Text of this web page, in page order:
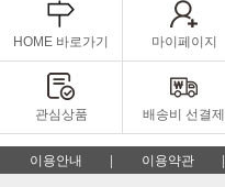
HOME 바로가기 마이페이지
관심상품 배송비 선결제
이용안내 이용약관